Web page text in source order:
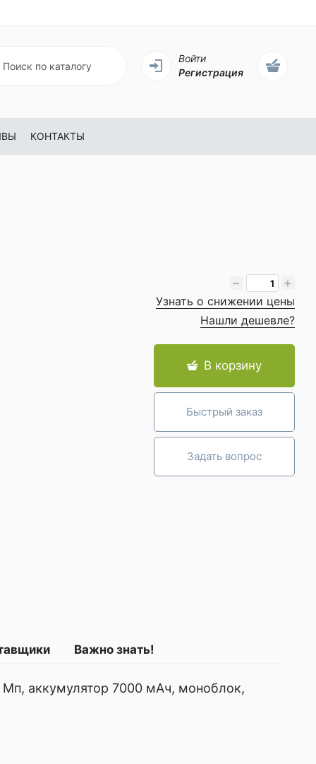
Войти
Регистрация
КОНТАКТЫ
−
+
Узнать о снижении цены
Нашли дешевле?
В корзину
Быстрый заказ
Задать вопрос
Важно знать!
Мп, аккумулятор 7000 мАч, моноблок,